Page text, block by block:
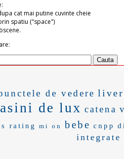
cat mai putine cuvinte cheie
spatiu ("space")
de vedere
de lux catena
s rating mi on bebe cnpp
integrate